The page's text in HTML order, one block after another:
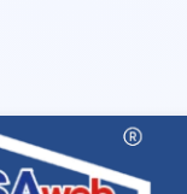
FINANZIAMENTI